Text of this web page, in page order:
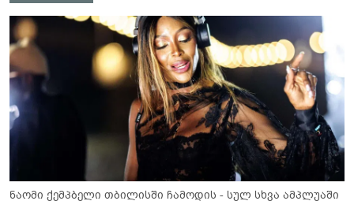
ნაომი ქემპბელი თბილისში ჩამოდის - სულ სხვა ამპლუაში